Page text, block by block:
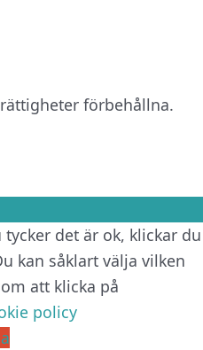
förbehållna.
det är ok, klickar du
kan såklart välja vilken
att klicka på
policy